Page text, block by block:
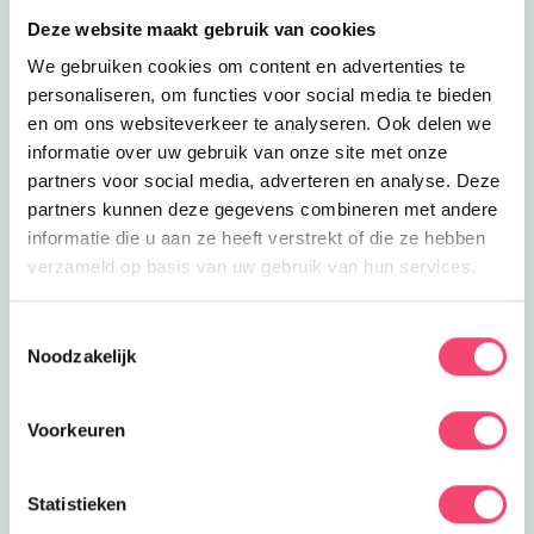
Deze website maakt gebruik van cookies
We gebruiken cookies om content en advertenties te
personaliseren, om functies voor social media te bieden
en om ons websiteverkeer te analyseren. Ook delen we
informatie over uw gebruik van onze site met onze
partners voor social media, adverteren en analyse. Deze
partners kunnen deze gegevens combineren met andere
informatie die u aan ze heeft verstrekt of die ze hebben
verzameld op basis van uw gebruik van hun services.
Noodzakelijk
Voorkeuren
Statistieken
4.3 km
Inclusief
Paardrijden in Westerbork
Ruiters met en zonder beperking leren
paardrijden bij de Prinses Margriet
Manege!
Outdoor kinderfeestje!
Actief kinderfeestje vol met avontuur
met een flinke dosis spanning en
sensatie? Dat kan op Molecaten!
Lees meer Outdoor kinderfeestje!
5.1 km
dan naar Molencaten outdoor Drenthe
Wandelroute het Wolvenspoor door het
Sluiten